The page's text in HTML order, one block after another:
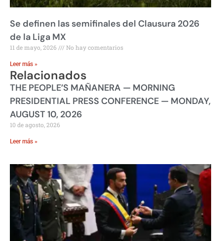
Se definen las semifinales del Clausura 2026
de la Liga MX
11 de mayo, 2026 No hay comentarios
Leer más »
Relacionados
THE PEOPLE’S MAÑANERA — MORNING
PRESIDENTIAL PRESS CONFERENCE — MONDAY,
AUGUST 10, 2026
10 de agosto, 2026
Leer más »